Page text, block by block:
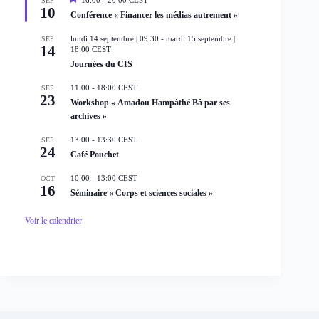
10
s
n
a
v
n
Conférence « Financer les médias autrement »
SEP
14
lundi 14 septembre | 09:30 - mardi 15 septembre |
18:00 CEST
Journées du CIS
SEP
23
11:00 - 18:00 CEST
Workshop « Amadou Hampâthé Bâ par ses
archives »
SEP
24
13:00 - 13:30 CEST
Café Pouchet
OCT
16
10:00 - 13:00 CEST
Séminaire « Corps et sciences sociales »
Voir le calendrier